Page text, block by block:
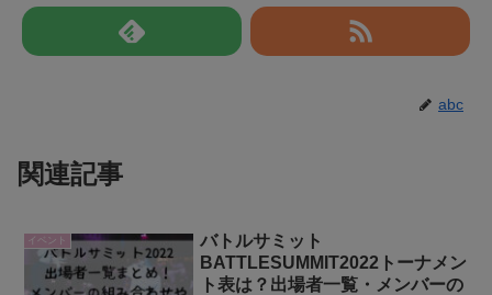
abc
関連記事
イベント
バトルサミット
BATTLESUMMIT2022トーナメン
ト表は？出場者一覧・メンバーの